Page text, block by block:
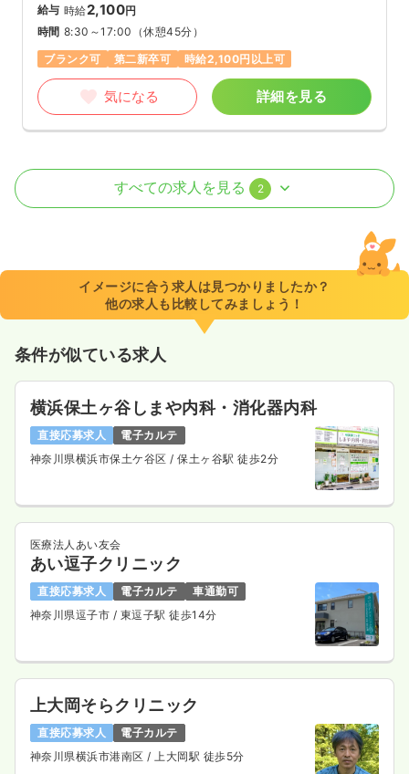
給与 時給2,100円
時間 8:30～17:00 （休憩45分）
ブランク可
第二新卒可 時給2,100円以上可
気になる 詳細を見る
オペ室(手術室)正看護師
8:30～17:00
日祝休み
4週8休以上 ブランク可
第二新卒可
その他正看護師 一般病院
日勤のみ（常勤）
※一例
時間 8:30～17:00
日祝休み
4週8休以上
担当業務未経験可
月給29万円以上可
詳細を見る
すべての求人を見る 2
イメージに合う求人は見つかりましたか？
他の求人も比較してみましょう！
条件が似ている求人
横浜保土ヶ谷しまや内科・消化器内科
直接応募求人
電子カルテ
神奈川県横浜市保土ケ谷区/ 保土ヶ谷駅 徒歩2分
医療法人あい友会
あい逗子クリニック
直接応募求人 電子カルテ
車通勤可
神奈川県逗子市 / 東逗子駅 徒歩14分
上大岡そらクリニック
直接応募求人
電子カルテ
神奈川県横浜市港南区/ 上大岡駅 徒歩5分